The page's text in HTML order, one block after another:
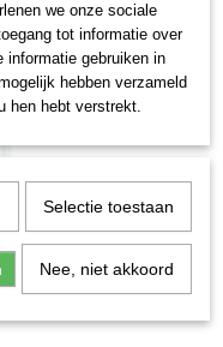
we onze sociale
tot informatie over
informatie gebruiken in
hebben verzameld
hen hebt verstrekt.
Selectie toestaan
Nee, niet akkoord